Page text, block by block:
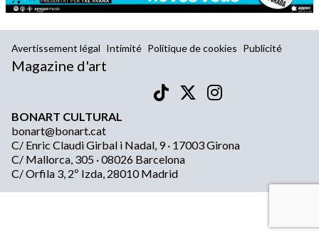
Avertissement légal Intimité Politique de cookies Publicité
Magazine d'art
BONART CULTURAL
bonart@bonart.cat
C/ Enric Claudi Girbal i Nadal, 9 · 17003 Girona
C/ Mallorca, 305 · 08026 Barcelona
C/ Orfila 3, 2º Izda, 28010 Madrid